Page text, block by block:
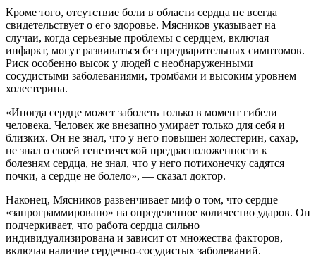
Кроме того, отсутствие боли в области сердца не всегда
свидетельствует о его здоровье. Мясников указывает на
случаи, когда серьезные проблемы с сердцем, включая
инфаркт, могут развиваться без предварительных симптомов.
Риск особенно высок у людей с необнаруженными
сосудистыми заболеваниями, тромбами и высоким уровнем
холестерина.
«Иногда сердце может заболеть только в момент гибели
человека. Человек же внезапно умирает только для себя и
близких. Он не знал, что у него повышен холестерин, сахар,
не знал о своей генетической предрасположенности к
болезням сердца, не знал, что у него потихонечку садятся
почки, а сердце не болело», — сказал доктор.
Наконец, Мясников развенчивает миф о том, что сердце
«запрограммировано» на определенное количество ударов. Он
подчеркивает, что работа сердца сильно
индивидуализирована и зависит от множества факторов,
включая наличие сердечно-сосудистых заболеваний.